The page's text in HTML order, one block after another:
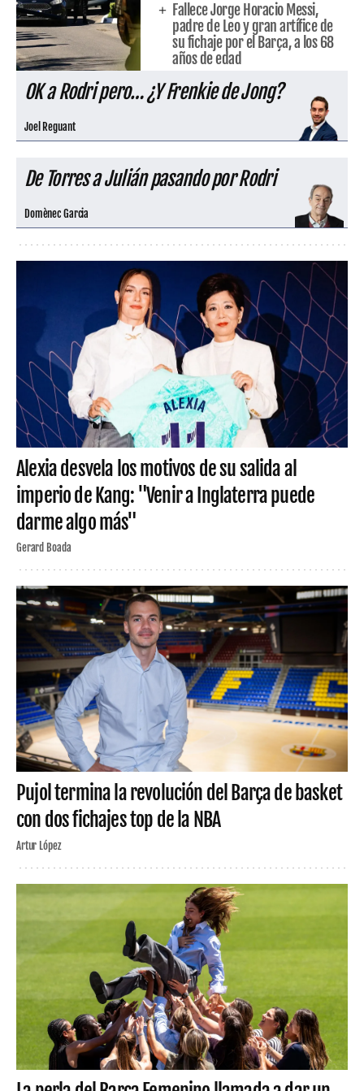
Fallece Jorge Horacio Messi,
padre de Leo y gran artífice de
su fichaje por el Barça, a los 68
años de edad
OK a Rodri pero… ¿Y Frenkie de Jong?
Joel Reguant
De Torres a Julián pasando por Rodri
Domènec Garcia
Alexia desvela los motivos de su salida al
imperio de Kang: "Venir a Inglaterra puede
darme algo más"
Gerard Boada
Pujol termina la revolución del Barça de basket
con dos fichajes top de la NBA
Artur López